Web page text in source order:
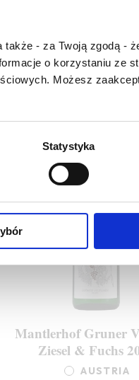
także - za Twoją zgodą -
o korzystaniu ze
Możesz
Statystyka
orzechów, a
gruzińskich przystawek z
Mantlerhof Gruner
Ziesel & Fuchs
AUSTRIA